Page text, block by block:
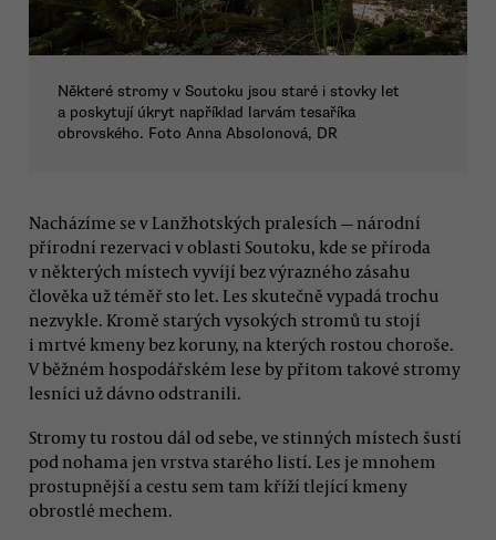
Některé stromy v Soutoku jsou staré i stovky let
a poskytují úkryt například larvám tesaříka
obrovského. Foto Anna Absolonová, DR
Nacházíme se v Lanžhotských pralesích — národní
přírodní rezervaci v oblasti Soutoku, kde se příroda
v některých místech vyvíjí bez výrazného zásahu
člověka už téměř sto let. Les skutečně vypadá trochu
nezvykle. Kromě starých vysokých stromů tu stojí
i mrtvé kmeny bez koruny, na kterých rostou choroše.
V běžném hospodářském lese by přitom takové stromy
lesníci už dávno odstranili.
Stromy tu rostou dál od sebe, ve stinných místech šustí
pod nohama jen vrstva starého listí. Les je mnohem
prostupnější a cestu sem tam kříží tlející kmeny
obrostlé mechem.